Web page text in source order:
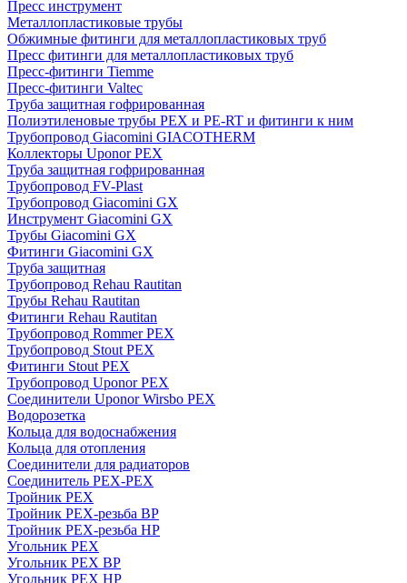
Пресс инструмент
Металлопластиковые трубы
Обжимные фитинги для металлопластиковых труб
Пресс фитинги для металлопластиковых труб
Пресс-фитинги Tiemme
Пресс-фитинги Valtec
Труба защитная гофрированная
Полиэтиленовые трубы PEX и PE-RT и фитинги к ним
Трубопровод Giacomini GIACOTHERM
Коллекторы Uponor PEX
Труба защитная гофрированная
Трубопровод FV-Plast
Трубопровод Giacomini GX
Инструмент Giacomini GX
Трубы Giacomini GX
Фитинги Giacomini GX
Труба защитная
Трубопровод Rehau Rautitan
Трубы Rehau Rautitan
Фитинги Rehau Rautitan
Трубопровод Rommer PEX
Трубопровод Stout PEX
Фитинги Stout PEX
Трубопровод Uponor PEX
Соединители Uponor Wirsbo PEX
Водорозетка
Кольца для водоснабжения
Кольца для отопления
Соединители для радиаторов
Соединитель PEX-PEX
Тройник PEX
Тройник PEX-резьба ВР
Тройник PEX-резьба НР
Угольник PEX
Угольник PEX ВР
Угольник PEX НР